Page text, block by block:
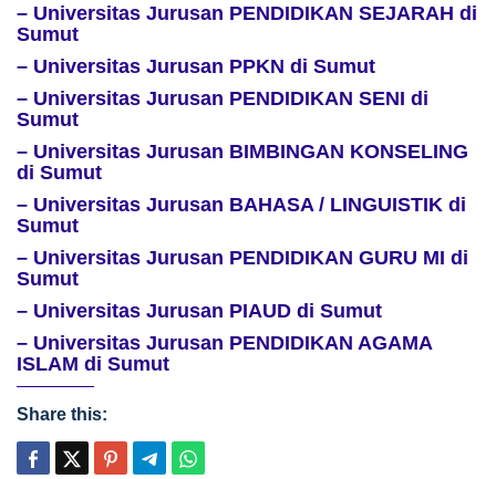
– Universitas Jurusan PENDIDIKAN SEJARAH di
Sumut
– Universitas Jurusan PPKN di Sumut
– Universitas Jurusan PENDIDIKAN SENI di
Sumut
– Universitas Jurusan BIMBINGAN KONSELING
di Sumut
– Universitas Jurusan BAHASA / LINGUISTIK di
Sumut
– Universitas Jurusan PENDIDIKAN GURU MI di
Sumut
– Universitas Jurusan PIAUD di Sumut
– Universitas Jurusan PENDIDIKAN AGAMA
ISLAM di Sumut
Share this: